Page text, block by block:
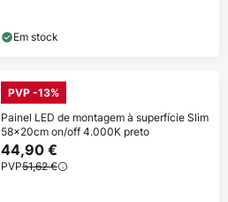
Em stock
PVP -13%
Painel LED de montagem à superfície Slim
58x20cm on/off 4.000K preto
44,90 €
PVP51,62 €